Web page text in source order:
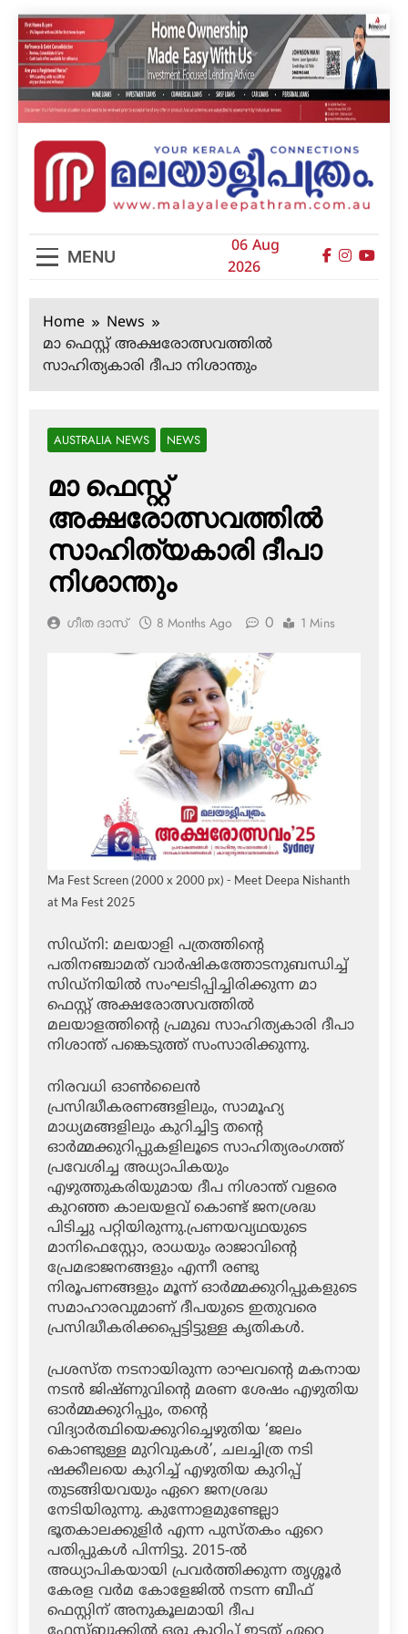
Skip
to
content
മലയാളിപത്രം
MENU
06 Aug
2026
Home
News
മാ ഫെസ്റ്റ് അക്ഷരോത്സവത്തില്‍
സാഹിത്യകാരി ദീപാ നിശാന്തും
AUSTRALIA NEWS NEWS
മാ ഫെസ്റ്റ്
അക്ഷരോത്സവത്തില്‍
സാഹിത്യകാരി ദീപാ
നിശാന്തും
ഗീത ദാസ്‌ 8 Months Ago 0 1 Mins
Ma Fest Screen (2000 x 2000 px) - Meet Deepa Nishanth
at Ma Fest 2025
സിഡ്‌നി: മലയാളി പത്രത്തിന്റെ
പതിനഞ്ചാമത് വാര്‍ഷികത്തോടനുബന്ധിച്ച്
സിഡ്‌നിയില്‍ സംഘടിപ്പിച്ചിരിക്കുന്ന മാ
ഫെസ്റ്റ് അക്ഷരോത്സവത്തില്‍
മലയാളത്തിന്റെ പ്രമുഖ സാഹിത്യകാരി ദീപാ
നിശാന്ത് പങ്കെടുത്ത് സംസാരിക്കുന്നു.
നിരവധി ഓണ്‍ലൈന്‍
പ്രസിദ്ധീകരണങ്ങളിലും, സാമൂഹ്യ
മാധ്യമങ്ങളിലും കുറിച്ചിട്ട തന്റെ
ഓര്‍മ്മക്കുറിപ്പുകളിലൂടെ സാഹിത്യരംഗത്ത്
പ്രവേശിച്ച അധ്യാപികയും
എഴുത്തുകരിയുമായ ദീപ നിശാന്ത് വളരെ
കുറഞ്ഞ കാലയളവ് കൊണ്ട് ജനശ്രദ്ധ
പിടിച്ചു പറ്റിയിരുന്നു.പ്രണയവ്യഥയുടെ
മാനിഫെസ്റ്റോ, രാധയും രാജാവിന്റെ
പ്രേമഭാജനങ്ങളും എന്നീ രണ്ടു
നിരൂപണങ്ങളും മൂന്ന് ഓര്‍മ്മക്കുറിപ്പുകളുടെ
സമാഹാരവുമാണ് ദീപയുടെ ഇതുവരെ
പ്രസിദ്ധീകരിക്കപ്പെട്ടിട്ടുള്ള കൃതികള്‍.
പ്രശസ്ത നടനായിരുന്ന രാഘവന്റെ മകനായ
നടന്‍ ജിഷ്ണുവിന്റെ മരണ ശേഷം എഴുതിയ
ഓര്‍മ്മക്കുറിപ്പും, തന്റെ
വിദ്യാര്‍ത്ഥിയെക്കുറിച്ചെഴുതിയ ‘ജലം
കൊണ്ടുള്ള മുറിവുകള്‍’, ചലച്ചിത്ര നടി
ഷക്കീലയെ കുറിച്ച് എഴുതിയ കുറിപ്പ്
തുടങ്ങിയവയും ഏറെ ജനശ്രദ്ധ
നേടിയിരുന്നു. കുന്നോളമുണ്ടേല്ലാ
ഭൂതകാലക്കുളിര്‍ എന്ന പുസ്തകം ഏറെ
പതിപ്പുകള്‍ പിന്നിട്ടു. 2015-ല്‍
അധ്യാപികയായി പ്രവര്‍ത്തിക്കുന്ന തൃശ്ശൂര്‍
കേരള വര്‍മ കോളേജില്‍ നടന്ന ബീഫ്
ഫെസ്റ്റിന് അനുകൂലമായി ദീപ